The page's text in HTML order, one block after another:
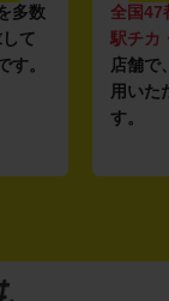
多数
て
す。
全国47
駅チカ
店舗で
用いた
す。